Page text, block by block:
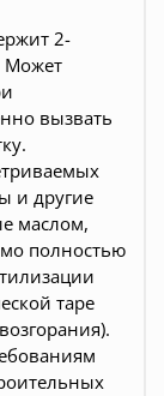
2-
Может
вызвать
и другие
маслом,
полностью
таре